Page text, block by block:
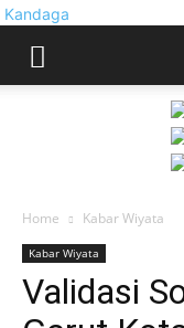
Kandaga
Home Kabar Wiyata
Kabar Wiyata
Validasi